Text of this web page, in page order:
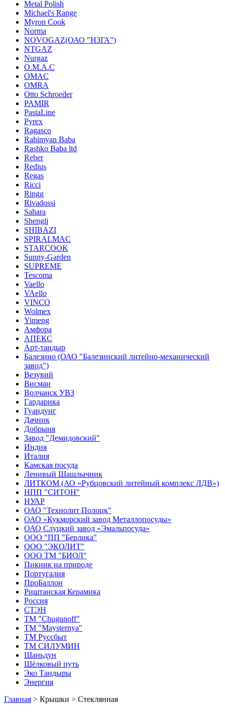
Metal Polish
Michael's Range
Myron Cook
Norma
NOVOGAZ(ОАО "НЗГА")
NTGAZ
Nurgaz
O.M.A.C
OMAC
OMRA
Otto Schroeder
PAMIR
PastaLine
Pyrex
Ragasco
Rahimyan Baba
Rashko Baba ltd
Reber
Redius
Regas
Ricci
Ringg
Rivadossi
Sahara
Shengli
SHIBAZI
SPIRALMAC
STARCOOK
Sunny-Garden
SUPREME
Tescoma
Vaello
VAello
VINCO
Wolmex
Yimeng
Амфора
АПЕКС
Арт-тандыр
Балезино (ОАО "Балезинский литейно-механический
завод")
Везувий
Висман
Волчанск УВЗ
Гардарика
Гуандунг
Дачник
Добрыня
Завод "Демидовский"
Индия
Италия
Камская посуда
Ленивый Шашлычник
ЛИТКОМ (АО «Рубцовский литейный комплекс ЛДВ»)
НПП "СИТОН"
НУАР
ОАО "Технолит Полоцк"
ОАО «Кукморский завод Металлопосуды»
ОАО Слуцкий завод «Эмальпосуда»
ООО "ПП "Берлика"
ООО "ЭКОЛИТ"
ООО ТМ "БИОЛ"
Пикник на природе
Португалия
ПроБаллон
Риштанская Керамика
Россия
СТЭН
ТМ "Chugunoff"
ТМ "Maysternya"
ТМ Руссбыт
ТМ СИЛУМИН
Шаньдун
Шёлковый путь
Эко Тандыры
Энергия
Главная > Крышки > Стеклянная